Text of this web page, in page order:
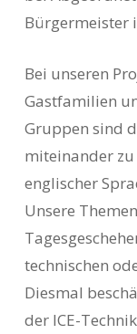
Bürgermeister
Bei unseren
Gastfamilien
Gruppen sind
miteinander
englischer
Unsere
technischen
Diesmal
der ICE-